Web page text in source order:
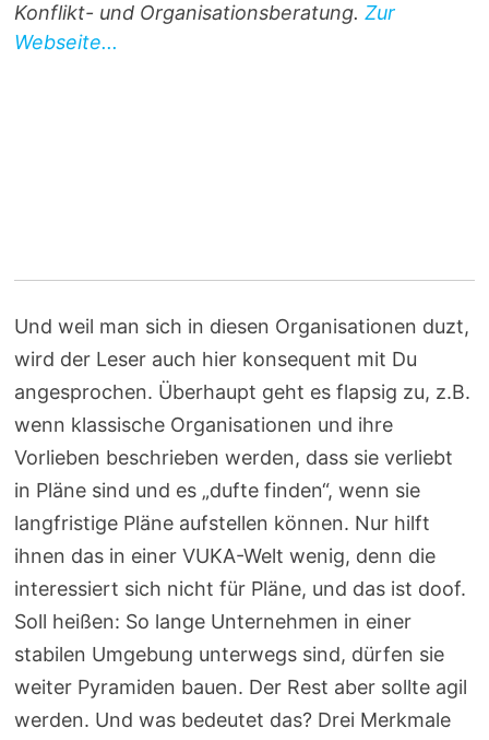
Konflikt- und Organisationsberatung.Zur
Webseite...
Und weil man sich in diesen Organisationen duzt,
wird der Leser auch hier konsequent mit Du
angesprochen. Überhaupt geht es flapsig zu, z.B.
wenn klassische Organisationen und ihre
Vorlieben beschrieben werden, dass sie verliebt
in Pläne sind und es „dufte finden“, wenn sie
langfristige Pläne aufstellen können. Nur hilft
ihnen das in einer VUKA-Welt wenig, denn die
interessiert sich nicht für Pläne, und das ist doof.
Soll heißen: So lange Unternehmen in einer
stabilen Umgebung unterwegs sind, dürfen sie
weiter Pyramiden bauen. Der Rest aber sollte agil
werden. Und was bedeutet das? Drei Merkmale